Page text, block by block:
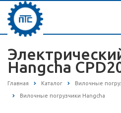
Hangcha
Главная Каталог Вилочные
Вилочные погрузчики Hangcha